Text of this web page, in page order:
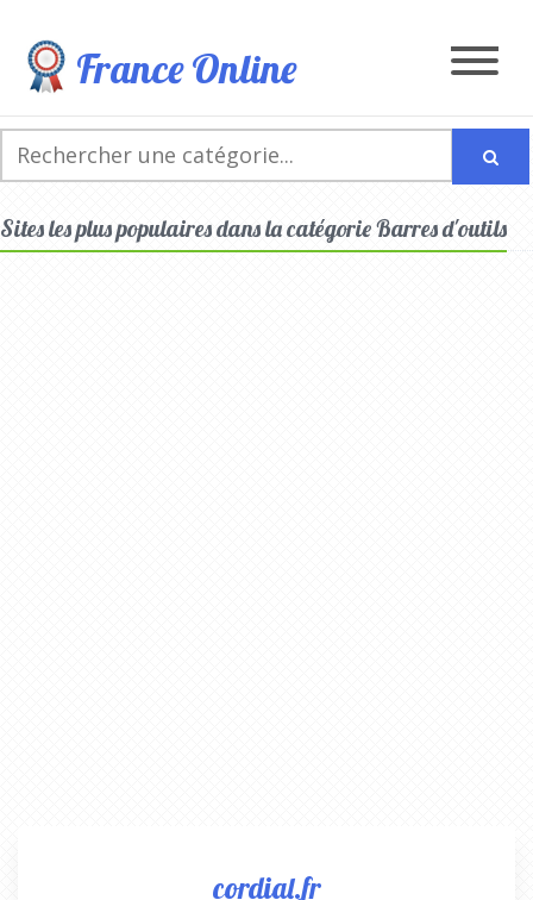
France Online
Sites les plus populaires dans la catégorie Barres d'outils
cordial.fr